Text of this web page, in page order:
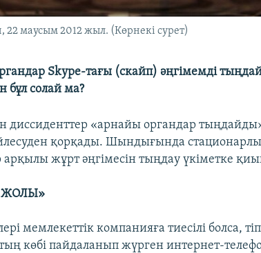
маусым 2012 жыл. (Көрнекі сурет)
Skype-тағы (скайп) әңгімемді
бұл солай ма?
диссиденттер «арнайы органдар
қорқады. Шындығында
жұрт әңгімесін тыңдау үкіметке
ЖОЛЫ»
мемлекеттік компанияға тиесілі болса,
көбі пайдаланып жүрген интернет-